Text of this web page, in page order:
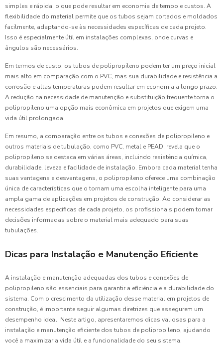
simples e rápida, o que pode resultar em economia de tempo e custos. A
flexibilidade do material permite que os tubos sejam cortados e moldados
facilmente, adaptando-se às necessidades específicas de cada projeto.
Isso é especialmente útil em instalações complexas, onde curvas e
ângulos são necessários.
Em termos de custo, os tubos de polipropileno podem ter um preço inicial
mais alto em comparação com o PVC, mas sua durabilidade e resistência a
corrosão e altas temperaturas podem resultar em economia a longo prazo.
A redução na necessidade de manutenção e substituição frequente torna o
polipropileno uma opção mais econômica em projetos que exigem uma
vida útil prolongada.
Em resumo, a comparação entre os tubos e conexões de polipropileno e
outros materiais de tubulação, como PVC, metal e PEAD, revela que o
polipropileno se destaca em várias áreas, incluindo resistência química,
durabilidade, leveza e facilidade de instalação. Embora cada material tenha
suas vantagens e desvantagens, o polipropileno oferece uma combinação
única de características que o tornam uma escolha inteligente para uma
ampla gama de aplicações em projetos de construção. Ao considerar as
necessidades específicas de cada projeto, os profissionais podem tomar
decisões informadas sobre o material mais adequado para suas
tubulações.
Dicas para Instalação e Manutenção Eficiente
A instalação e manutenção adequadas dos tubos e conexões de
polipropileno são essenciais para garantir a eficiência e a durabilidade do
sistema. Com o crescimento da utilização desse material em projetos de
construção, é importante seguir algumas diretrizes que assegurem um
desempenho ideal. Neste artigo, apresentaremos dicas valiosas para a
instalação e manutenção eficiente dos tubos de polipropileno, ajudando
você a maximizar a vida útil e a funcionalidade do seu sistema.